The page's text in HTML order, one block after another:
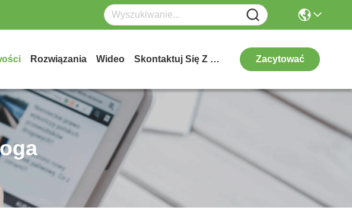
Rozwiązania Wideo Skontaktuj Się Z Nami Zacytować